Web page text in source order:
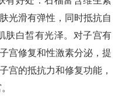
光滑有弹性，同时抵抗自
肤白皙有光泽。对子宫有
宫修复和性激素分泌，提
宫的抵抗力和修复功能，